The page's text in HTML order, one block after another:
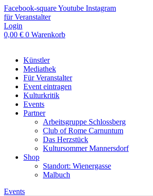
Zum
Inhalt
springen
Facebook-squareYoutube Instagram
für Veranstalter
Login
0,00 € 0 Warenkorb
Künstler
Mediathek
Für Veranstalter
Event eintragen
Kulturkritik
Events
Partner
Arbeitsgruppe Schlossberg
Club of Rome Carnuntum
Das Herzstück
Kultursommer Mannersdorf
Shop
Standort: Wienergasse
Malbuch
Events